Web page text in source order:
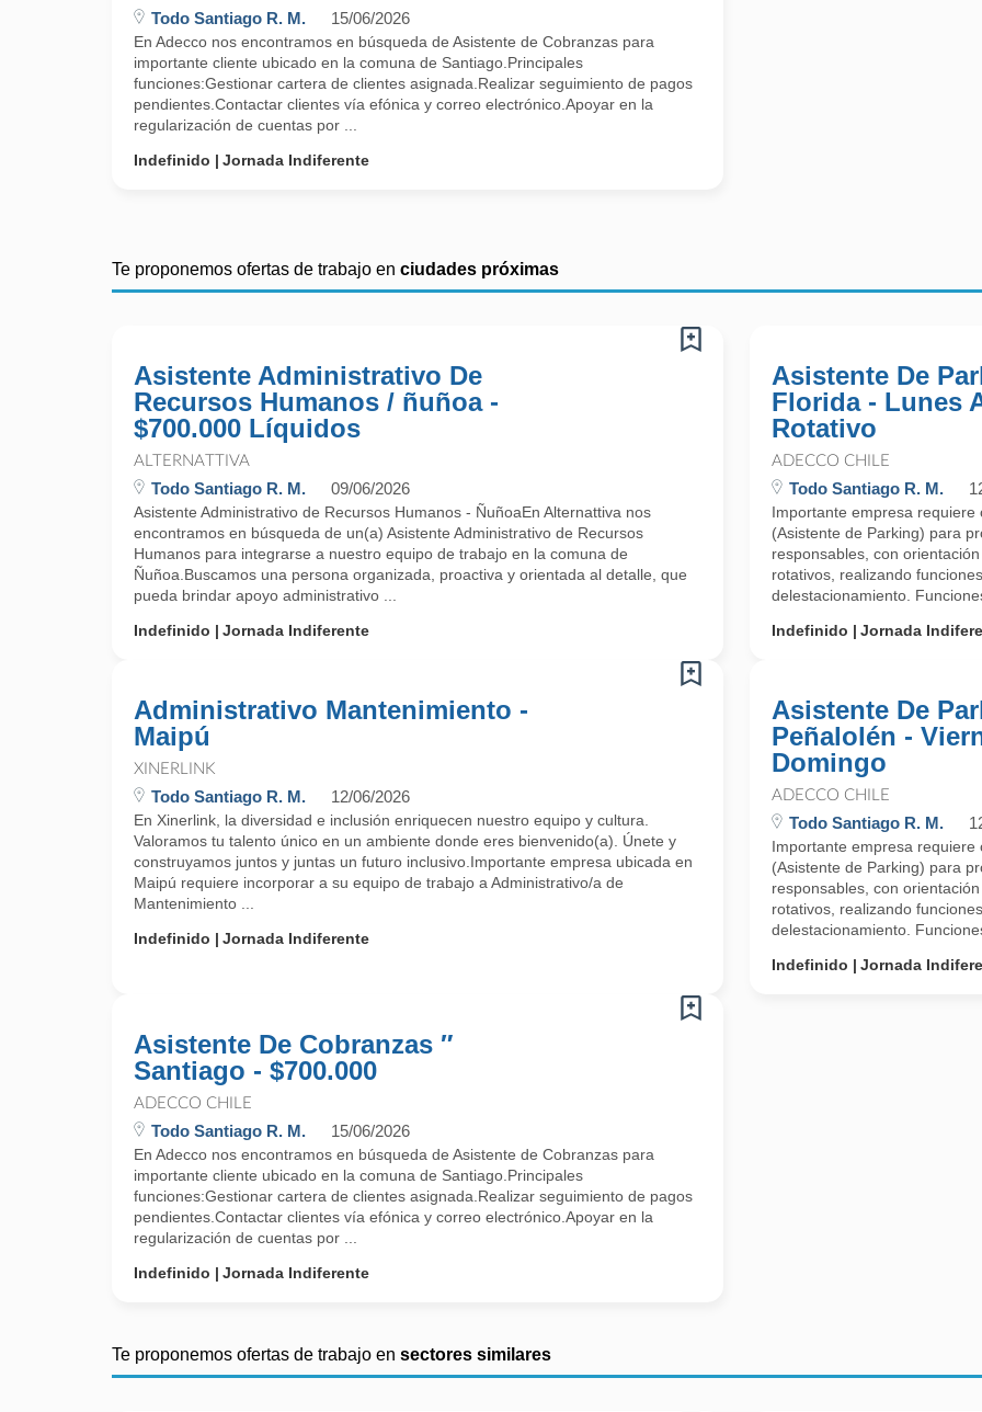
Todo Santiago R. M. 15/06/2026
En Adecco nos encontramos en búsqueda de Asistente de Cobranzas para
importante cliente ubicado en la comuna de Santiago.Principales
funciones:Gestionar cartera de clientes asignada.Realizar seguimiento de pagos
pendientes.Contactar clientes vía efónica y correo electrónico.Apoyar en la
regularización de cuentas por ...
Indefinido
Jornada Indiferente
Te proponemos ofertas de trabajo en ciudades próximas
Asistente Administrativo De
Recursos Humanos / ñuñoa -
$700.000 Líquidos
ALTERNATTIVA
Todo Santiago R. M. 09/06/2026
Asistente Administrativo de Recursos Humanos - ÑuñoaEn Alternattiva nos
encontramos en búsqueda de un(a) Asistente Administrativo de Recursos
Humanos para integrarse a nuestro equipo de trabajo en la comuna de
Ñuñoa.Buscamos una persona organizada, proactiva y orientada al detalle, que
pueda brindar apoyo administrativo ...
Indefinido
Jornada Indiferente
Asistente De
Florida - Lunes
Rotativo
ADECCO CHILE
Todo Santiago R. M.
Importante empresa
(Asistente de Parking) para
responsables, con
rotativos, realizando
delestacionamiento.
Indefinido
Jornada
Administrativo Mantenimiento -
Maipú
XINERLINK
Todo Santiago R. M. 12/06/2026
En Xinerlink, la diversidad e inclusión enriquecen nuestro equipo y cultura.
Valoramos tu talento único en un ambiente donde eres bienvenido(a). Únete y
construyamos juntos y juntas un futuro inclusivo.Importante empresa ubicada en
Maipú requiere incorporar a su equipo de trabajo a Administrativo/a de
Mantenimiento ...
Indefinido
Jornada Indiferente
Asistente De
Peñalolén -
Domingo
ADECCO CHILE
Todo Santiago R. M.
Importante empresa
(Asistente de Parking) para
responsables, con
rotativos, realizando
delestacionamiento.
Indefinido
Jornada
Asistente De Cobranzas ″
Santiago - $700.000
ADECCO CHILE
Todo Santiago R. M. 15/06/2026
En Adecco nos encontramos en búsqueda de Asistente de Cobranzas para
importante cliente ubicado en la comuna de Santiago.Principales
funciones:Gestionar cartera de clientes asignada.Realizar seguimiento de pagos
pendientes.Contactar clientes vía efónica y correo electrónico.Apoyar en la
regularización de cuentas por ...
Indefinido
Jornada Indiferente
Te proponemos ofertas de trabajo en sectores similares